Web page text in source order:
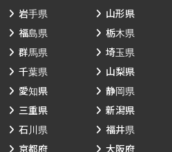
岩手県
山形県
福島県
栃木県
群馬県
埼玉県
千葉県
山梨県
愛知県
静岡県
三重県
新潟県
石川県
福井県
京都府
大阪府